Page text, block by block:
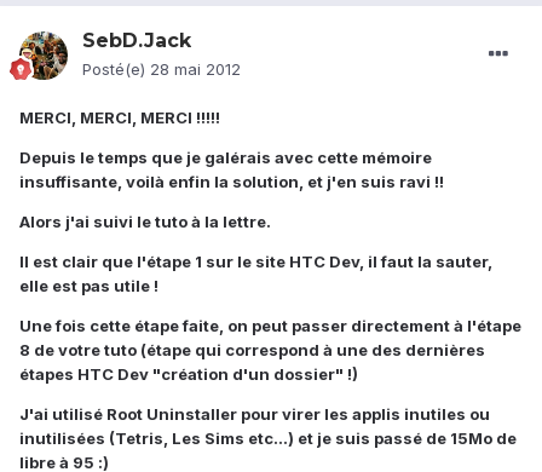
SebD.Jack
Posté(e) 28 mai 2012
MERCI, MERCI, MERCI !!!!!
Depuis le temps que je galérais avec cette mémoire
insuffisante, voilà enfin la solution, et j'en suis ravi !!
Alors j'ai suivi le tuto à la lettre.
Il est clair que l'étape 1 sur le site HTC Dev, il faut la sauter,
elle est pas utile !
Une fois cette étape faite, on peut passer directement à l'étape
8 de votre tuto (étape qui correspond à une des dernières
étapes HTC Dev "création d'un dossier" !)
J'ai utilisé Root Uninstaller pour virer les applis inutiles ou
inutilisées (Tetris, Les Sims etc...) et je suis passé de 15Mo de
libre à 95 :)